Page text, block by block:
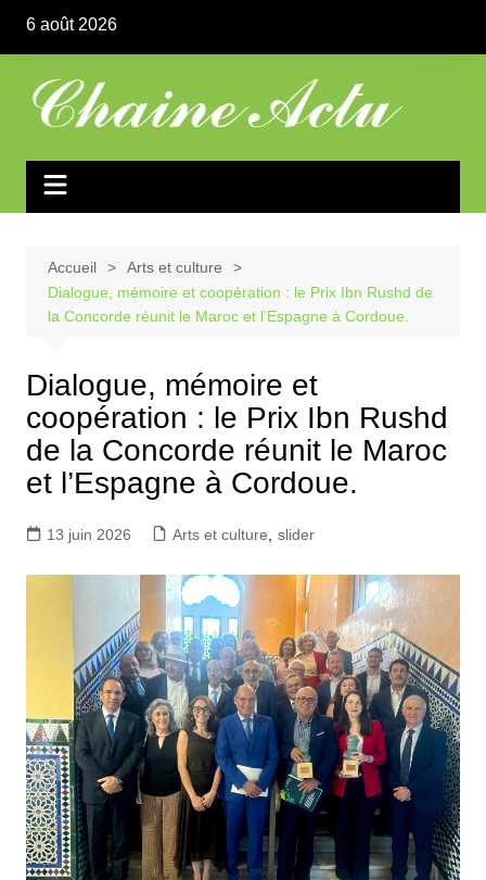
contenu
6 août 2026
Accueil
Arts et culture
Dialogue, mémoire et coopération : le Prix Ibn Rushd de
la Concorde réunit le Maroc et l’Espagne à Cordoue.
Dialogue, mémoire et
coopération : le Prix Ibn Rushd
de la Concorde réunit le Maroc
et l’Espagne à Cordoue.
13 juin 2026 Arts et culture slider